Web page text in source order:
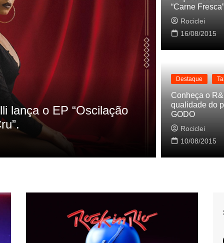
referencias do clipe de
Destaque
Cynthia
Baleiro
Rociclei
“Carne Fresca”
Rociclei
16/08/2015
Destaque
Conheça o
qualidade do
GODO
Rociclei
10/08/2015